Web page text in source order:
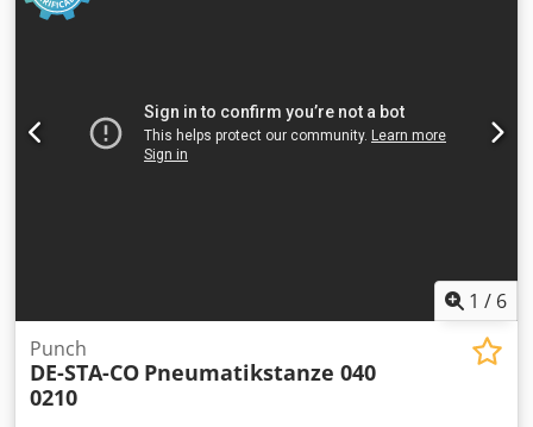
1 / 6
Punch
DE-STA-CO Pneumatikstanze 040
0210